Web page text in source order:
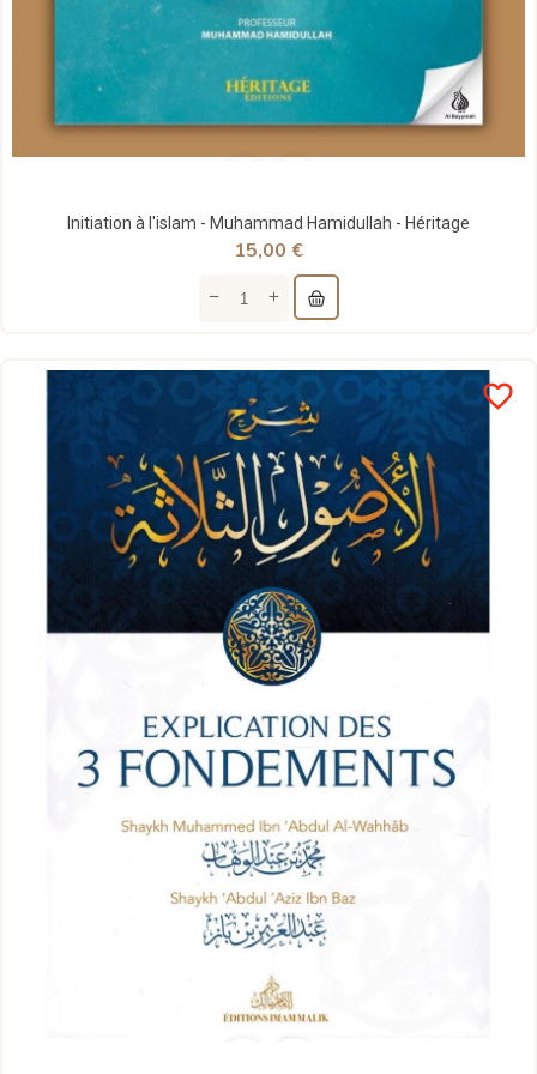
Initiation à l'islam - Muhammad Hamidullah - Héritage
15,00 €
favorite_border